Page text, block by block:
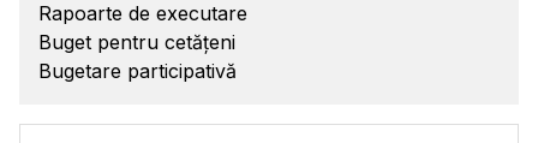
Rapoarte de executare
Buget pentru cetățeni
Bugetare participativă